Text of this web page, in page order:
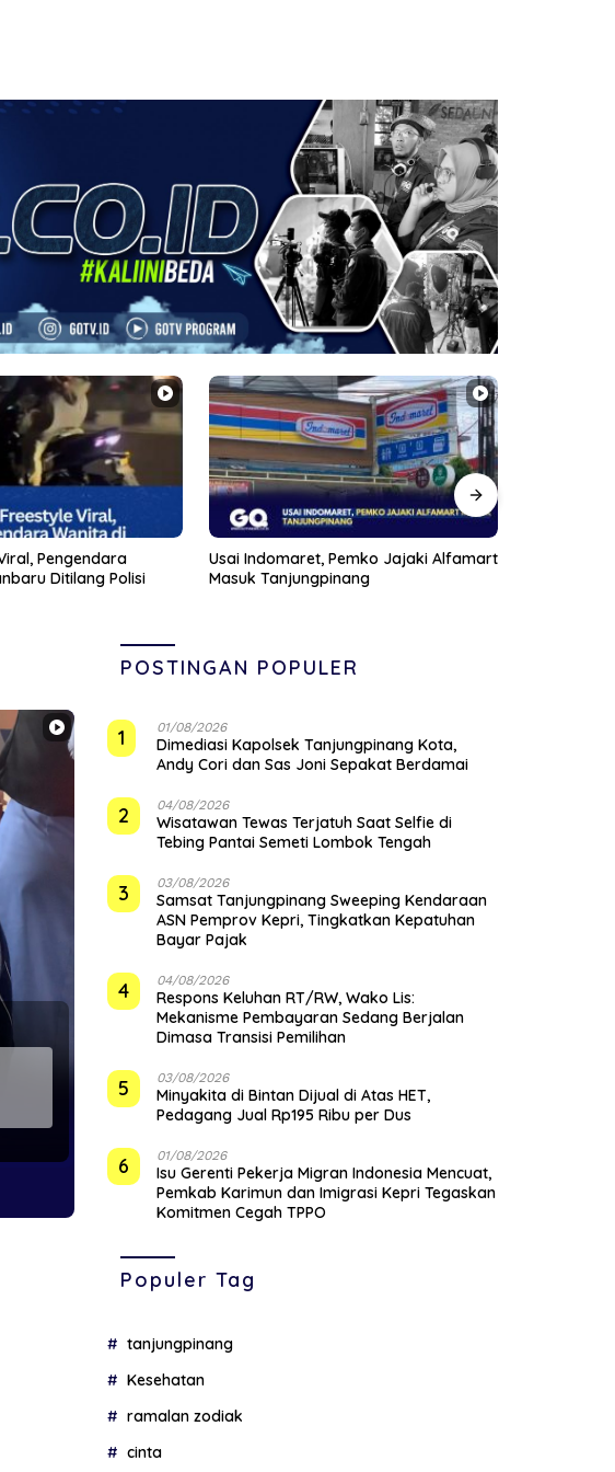
Pemko Jajaki Alfamart
Anggota DPRD Kepri Januar Robert
Silalahi Reses Perdana di Markas
POSTINGAN POPULER
1 01/08/2026
Dimediasi Kapolsek Tanjungpinang Kota,
Andy Cori dan Sas Joni Sepakat Berdamai
2 04/08/2026
Wisatawan Tewas Terjatuh Saat Selfie di
Tebing Pantai Semeti Lombok Tengah
3 03/08/2026
Samsat Tanjungpinang Sweeping Kendaraan
ASN Pemprov Kepri, Tingkatkan Kepatuhan
Bayar Pajak
4 04/08/2026
‎Respons Keluhan RT/RW, Wako Lis:
Mekanisme Pembayaran Sedang Berjalan
Dimasa Transisi Pemilihan
5 03/08/2026
Minyakita di Bintan Dijual di Atas HET,
Pedagang Jual Rp195 Ribu per Dus
6 01/08/2026
Isu Gerenti Pekerja Migran Indonesia Mencuat,
Pemkab Karimun dan Imigrasi Kepri Tegaskan
Komitmen Cegah TPPO
Populer Tag
tanjungpinang
Kesehatan
ramalan zodiak
cinta